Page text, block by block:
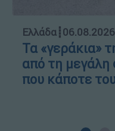
Ελλάδα┋
Τα «γεράκια»
από τη μεγάλη
που κάποτε